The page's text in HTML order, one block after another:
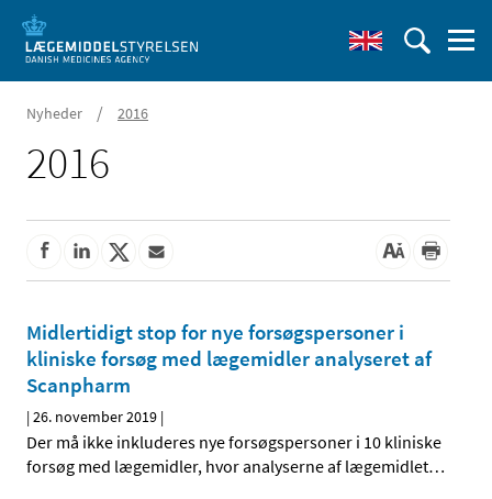
Nyheder / 2016
2016
Midlertidigt stop for nye forsøgspersoner i
kliniske forsøg med lægemidler analyseret af
Scanpharm
|26. november 2019 |
Der må ikke inkluderes nye forsøgspersoner i 10 kliniske
forsøg med lægemidler, hvor analyserne af lægemidlet…